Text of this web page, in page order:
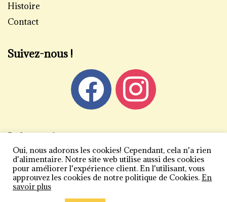
Histoire
Contact
Suivez-nous !
Informations
Mentions légales
Politique de confidentialité
Conditions générales de vente
Oui, nous adorons les cookies! Cependant, cela n'a rien
d'alimentaire. Notre site web utilise aussi des cookies
pour améliorer l'expérience client. En l'utilisant, vous
approuvez les cookies de notre politique de Cookies. En
savoir plus